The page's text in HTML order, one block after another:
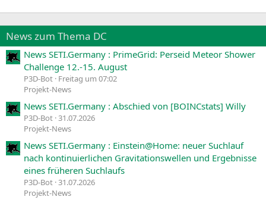
News zum Thema DC
News SETI.Germany : PrimeGrid: Perseid Meteor Shower
Challenge 12.-15. August
P3D-Bot Freitag um 07:02
Projekt-News
News SETI.Germany : Abschied von [BOINCstats] Willy
P3D-Bot 31.07.2026
Projekt-News
News SETI.Germany : Einstein@Home: neuer Suchlauf
nach kontinuierlichen Gravitationswellen und Ergebnisse
eines früheren Suchlaufs
P3D-Bot 31.07.2026
Projekt-News